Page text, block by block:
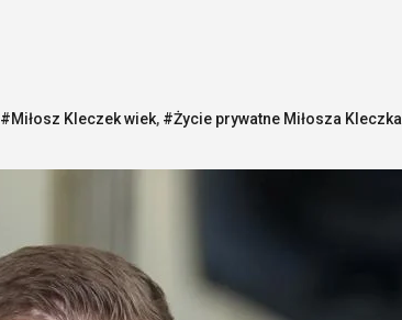
#Miłosz Kleczek wiek, #Życie prywatne Miłosza Kleczka